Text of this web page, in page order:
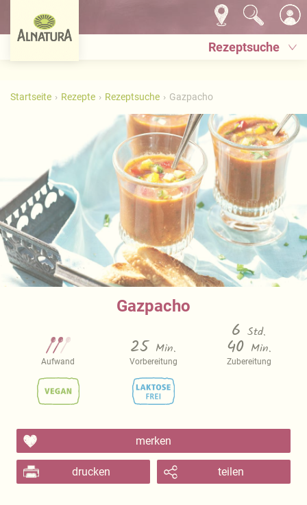
Rezeptsuche
Startseite Rezepte Rezeptsuche Gazpacho
Gazpacho
Aufwand
25 Min.
Vorbereitung
6Std.
40 Min.
Zubereitung
merken
drucken teilen